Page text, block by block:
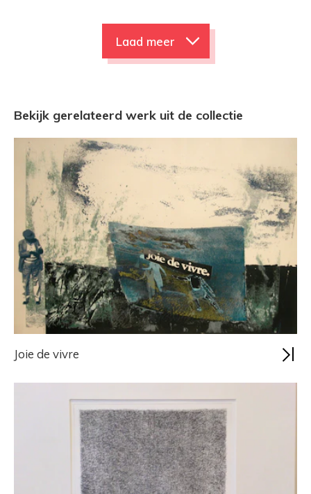
Laad meer
Bekijk gerelateerd werk uit de collectie
Joie de vivre